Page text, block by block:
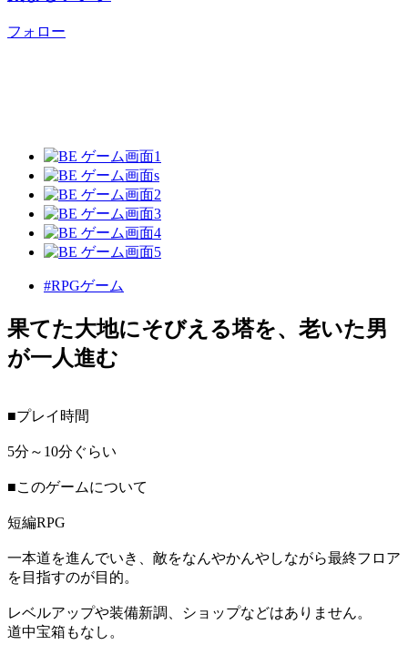
フォロー
#RPGゲーム
果てた大地にそびえる塔を、老いた男
が一人進む
■プレイ時間
5分～10分ぐらい
■このゲームについて
短編RPG
一本道を進んでいき、敵をなんやかんやしながら最終フロア
を目指すのが目的。
レベルアップや装備新調、ショップなどはありません。
道中宝箱もなし。